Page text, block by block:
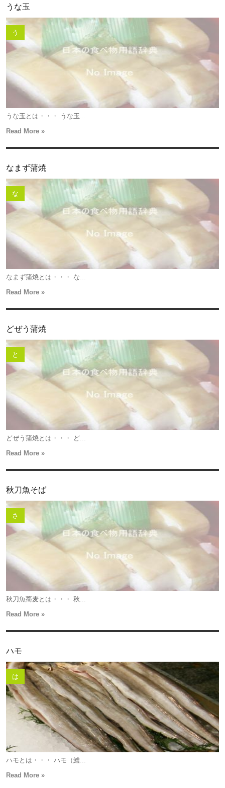
うな玉
う
うな玉とは・・・ うな玉...
Read More »
なまず蒲焼
な
なまず蒲焼とは・・・ な...
Read More »
どぜう蒲焼
と
どぜう蒲焼とは・・・ ど...
Read More »
秋刀魚そば
さ
秋刀魚蕎麦とは・・・ 秋...
Read More »
ハモ
は
ハモとは・・・ ハモ（鱧...
Read More »